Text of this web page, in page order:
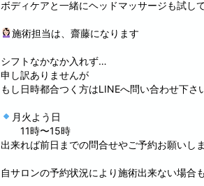
ボディケアと一緒にヘッドマッサージも試し
施術担当は、齋藤になります
シフトなかなか入れず…
申し訳ありませんが
もし日時都合つく方はLINEへ問い合わせ下さ
月火よう日
11時〜15時
出来れば前日までの問合せやご予約お願いし
自サロンの予約状況により施術出来ない場合